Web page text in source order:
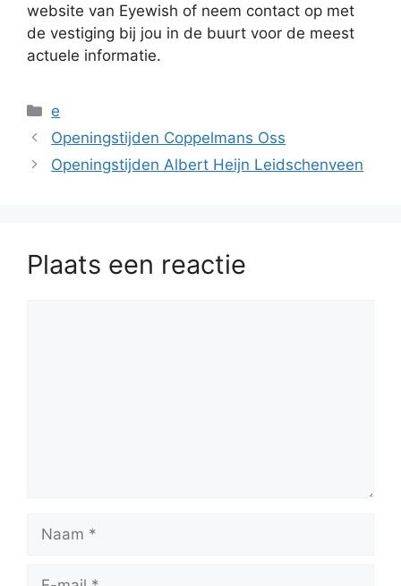
website van Eyewish of neem contact op met
de vestiging bij jou in de buurt voor de meest
actuele informatie.
Categorieën
e
Openingstijden Coppelmans Oss
Openingstijden Albert Heijn Leidschenveen
Plaats een reactie